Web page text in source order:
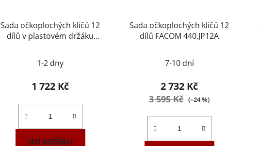
Sada očkoplochých klíčů 12
dílů v plastovém držáku
1-2 dny
1 722 Kč
DO KOŠÍKU
Sada očkoplochých klíčů 12
dílů FACOM 440.JP12A
7-10 dní
2 732 Kč
3 595 Kč (–24 %)